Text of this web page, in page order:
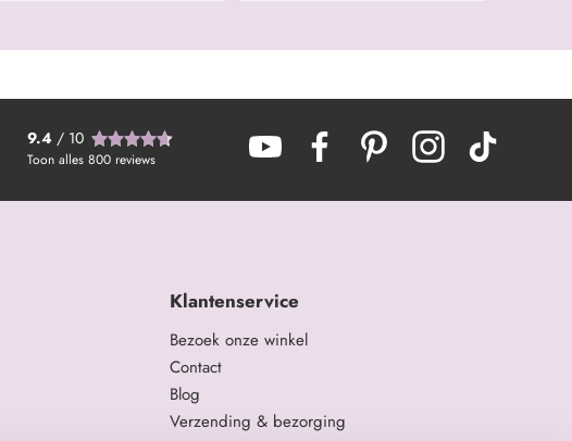
9.4/ 10
Toon alles 800 reviews
Klantenservice
Bezoek onze winkel
Contact
Blog
Verzending & bezorging